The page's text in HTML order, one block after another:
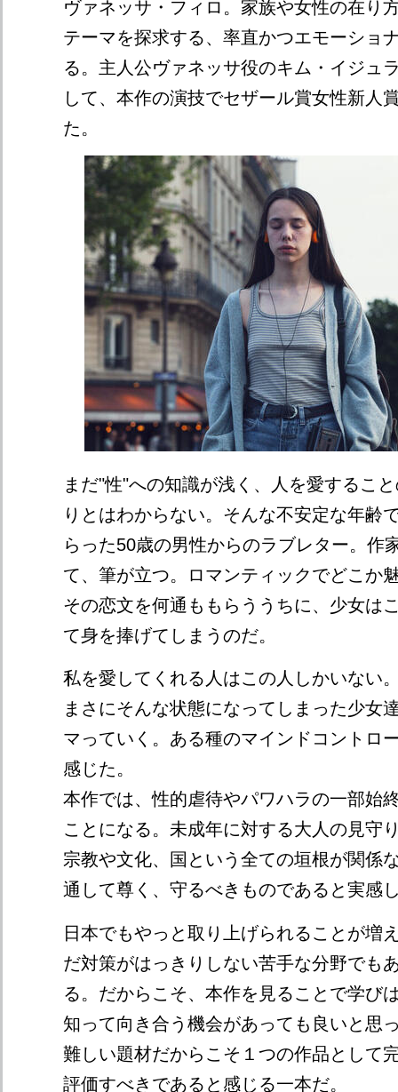
ヴァネッサ・フィロ。家族や女性の在り
テーマを探求する、率直かつエモーショ
る。主人公ヴァネッサ役のキム・イジュ
して、本作の演技でセザール賞女性新人
た。
まだ"性"への知識が浅く、人を愛するこ
りとはわからない。そんな不安定な年齢
らった50歳の男性からのラブレター。作
て、筆が立つ。ロマンティックでどこか
その恋文を何通ももらううちに、少女は
て身を捧げてしまうのだ。
私を愛してくれる人はこの人しかいない
まさにそんな状態になってしまった少女
マっていく。ある種のマインドコントロ
感じた。
本作では、性的虐待やパワハラの一部始
ことになる。未成年に対する大人の見守
宗教や文化、国という全ての垣根が関係
通して尊く、守るべきものであると実感
日本でもやっと取り上げられることが増
だ対策がはっきりしない苦手な分野でも
る。だからこそ、本作を見ることで学び
知って向き合う機会があっても良いと思
難しい題材だからこそ１つの作品として
評価すべきであると感じる一本だ。